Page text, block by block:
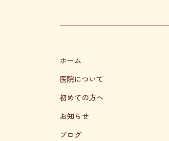
ホーム
医院について
初めての方へ
お知らせ
ブログ